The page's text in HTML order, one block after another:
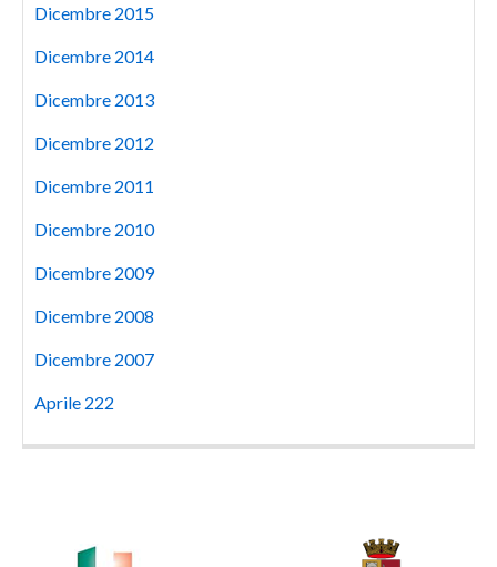
Dicembre 2015
Dicembre 2014
Dicembre 2013
Dicembre 2012
Dicembre 2011
Dicembre 2010
Dicembre 2009
Dicembre 2008
Dicembre 2007
Aprile 222